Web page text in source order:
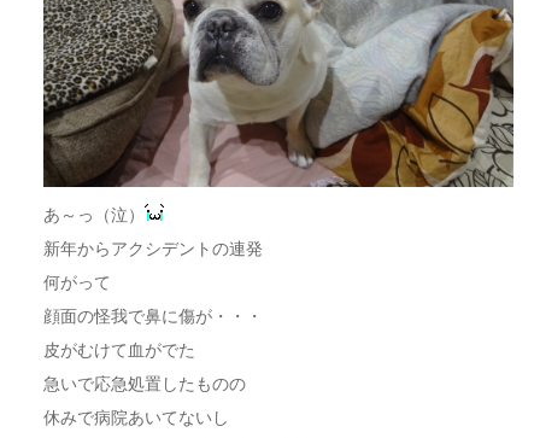
あ～っ（泣）
新年からアクシデントの連発
何がって
顔面の怪我で鼻に傷が・・・
皮がむけて血がでた
急いで応急処置したものの
休みで病院あいてないし